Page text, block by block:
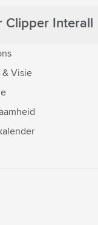
Clipper Interall
& Visie